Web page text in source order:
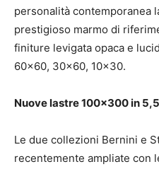
personalità contemporanea
prestigioso marmo di
finiture levigata opaca e
60×60, 30×60, 10×30.
Nuove lastre 100×300 in
Le due collezioni Bernini e
recentemente ampliate con